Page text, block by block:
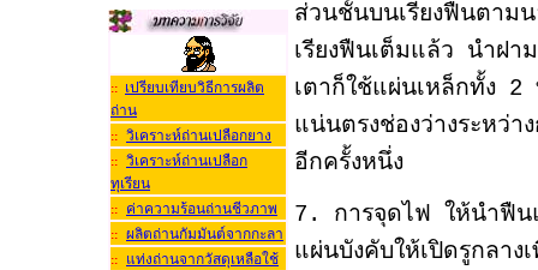
::
เปรียบเทียบวิธีการผลิต
ถ่าน
:: วิเคราะห์ถ่านเปลือกยาง
::
วิเคราะห์ถ่านเปลือก
ทุเรียน
:: ค่าความร้อนถ่านชีวภาพ
:: ผลิตถ่านกัมมันต์จากกะลา
:: แท่งถ่านจากวัสดุเหลือใช้
ส่วนชั้นบนเรียงฟืนตาม
เรียงฟืนเต็มแล้ว นำฝา
เตาก็ใช้แผ่นเหล็กทั้ง 2
แน่นตรงช่องว่างระหว่า
อีกครั้งหนึ่ง
7. การจุดไฟ ให้นำฟืน
แผ่นบังคับให้เปิดรูกลาง